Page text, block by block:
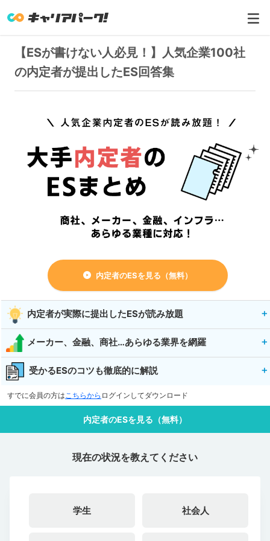
【ESが書けない人必見！】人気企業100社
の内定者が提出したES回答集
内定者のESを見る（無料）
内定者が実際に提出したESが読み放題
メーカー、金融、商社…あらゆる業界を網羅
受かるESのコツも徹底的に解説
すでに会員の方は こちらから ログインしてダウンロード
内定者のESを見る（無料）
現在の状況を教えてください
学生 社会人